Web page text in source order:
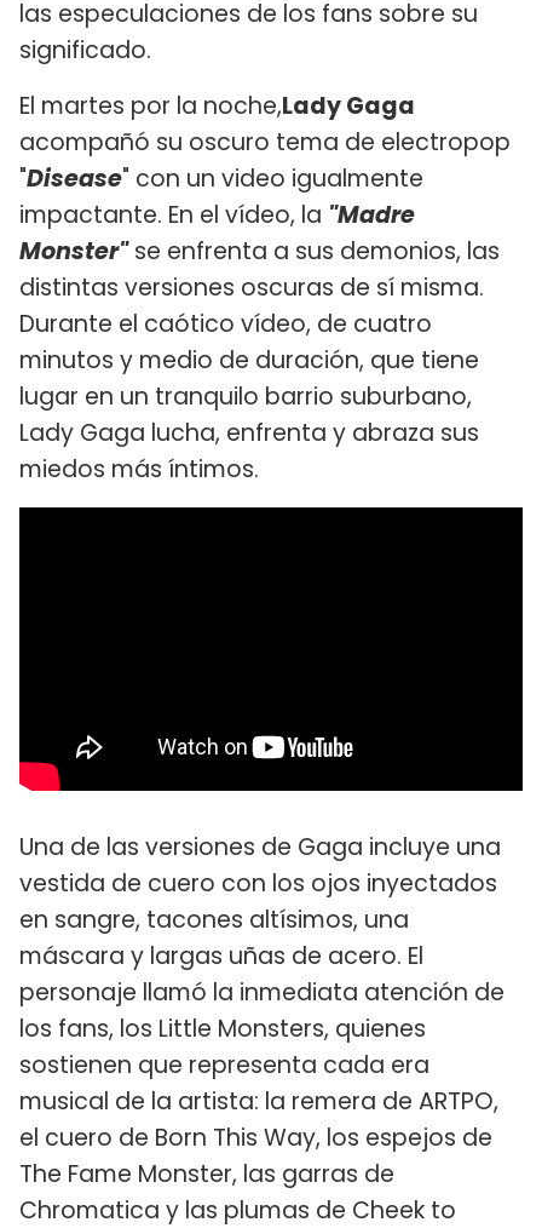
las especulaciones de los fans sobre su
significado.
El martes por la noche,Lady Gaga
acompañó su oscuro tema de electropop
"Disease" con un video igualmente
impactante. En el vídeo, la "Madre
Monster"se enfrenta a sus demonios, las
distintas versiones oscuras de sí misma.
Durante el caótico vídeo, de cuatro
minutos y medio de duración, que tiene
lugar en un tranquilo barrio suburbano,
Lady Gaga lucha, enfrenta y abraza sus
miedos más íntimos.
Una de las versiones de Gaga incluye una
vestida de cuero con los ojos inyectados
en sangre, tacones altísimos, una
máscara y largas uñas de acero. El
personaje llamó la inmediata atención de
los fans, los Little Monsters, quienes
sostienen que representa cada era
musical de la artista: la remera de ARTPO,
el cuero de Born This Way, los espejos de
The Fame Monster, las garras de
Chromatica y las plumas de Cheek to